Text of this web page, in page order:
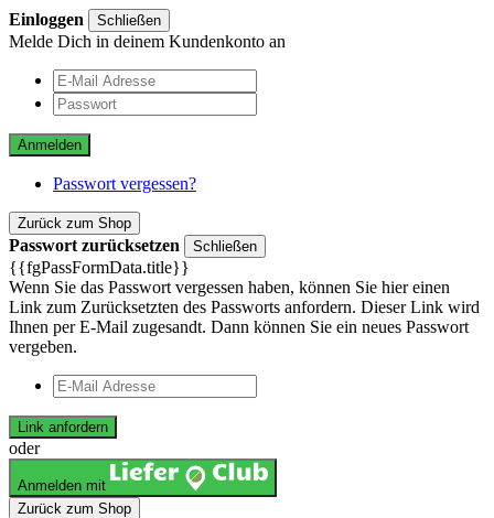
Einloggen Schließen
Melde Dich in deinem Kundenkonto an
Anmelden
Passwort vergessen?
Zurück zum Shop
Passwort zurücksetzen Schließen
{{fgPassFormData.title}}
Wenn Sie das Passwort vergessen haben, können Sie hier einen
Link zum Zurücksetzten des Passworts anfordern. Dieser Link wird
Ihnen per E-Mail zugesandt. Dann können Sie ein neues Passwort
vergeben.
Link anfordern
oder
Anmelden mit
Zurück zum Shop